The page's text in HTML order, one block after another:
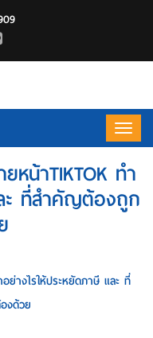
หน้าTIKTOK ทำ
ะ ที่สำคัญต้องถูก
างไรให้ประหยัดภาษี และ ที่
งด้วย